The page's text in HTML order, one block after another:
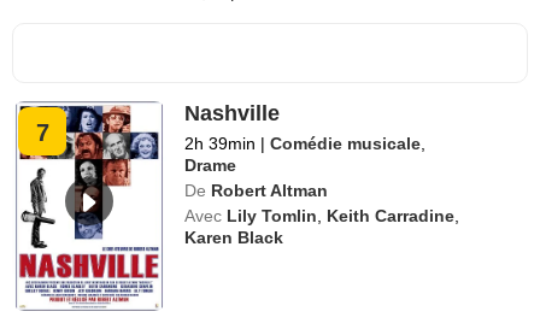
7
Nashville
2h 39min | Comédie musicale
Drame
De Robert Altman
Avec Lily Tomlin Keith Carradine
Karen Black